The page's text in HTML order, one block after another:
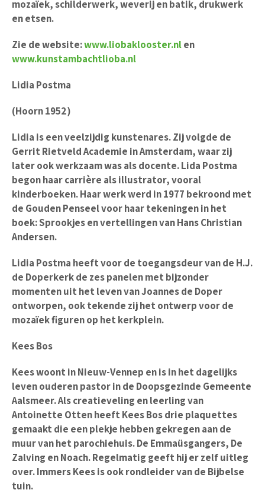
mozaïek, schilderwerk, weverij en batik, drukwerk
en etsen.
Zie de website:www.liobaklooster.nlen
www.kunstambachtlioba.nl
Lidia Postma
(Hoorn 1952)
Lidia is een veelzijdig kunstenares. Zij volgde de
Gerrit Rietveld Academie in Amsterdam, waar zij
later ook werkzaam was als docente. Lida Postma
begon haar carrière als illustrator, vooral
kinderboeken. Haar werk werd in 1977 bekroond met
de Gouden Penseel voor haar tekeningen in het
boek: Sprookjes en vertellingen van Hans Christian
Andersen.
Lidia Postma heeft voor de toegangsdeur van de H.J.
de Doperkerk de zes panelen met bijzonder
momenten uit het leven van Joannes de Doper
ontworpen, ook tekende zij het ontwerp voor de
mozaïek figuren op het kerkplein.
Kees Bos
Kees woont in Nieuw-Vennep en is in het dagelijks
leven ouderen pastor in de Doopsgezinde Gemeente
Aalsmeer. Als creatieveling en leerling van
Antoinette Otten heeft Kees Bos drie plaquettes
gemaakt die een plekje hebben gekregen aan de
muur van het parochiehuis. De Emmaüsgangers, De
Zalving en Noach.Regelmatig geeft hij er zelf uitleg
over. Immers Kees is ook rondleider van de Bijbelse
tuin.